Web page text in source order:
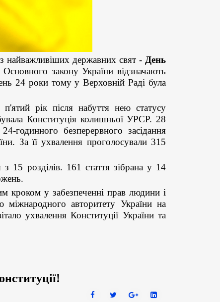
найважливіших державних свят - День
закону України відзначають
24 роки тому у Верховній Раді була
рік після набуття нею статусу
Конституція колишньої УРСР. 28
годинного безперервного засідання
За її ухвалення проголосували 315
розділів. 161 стаття зібрана у 14
у забезпеченні прав людини і
авторитету України на
ухвалення Конституції України та